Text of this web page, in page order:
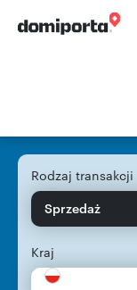
Rodzaj transakcji
Sprzedaż
Kraj